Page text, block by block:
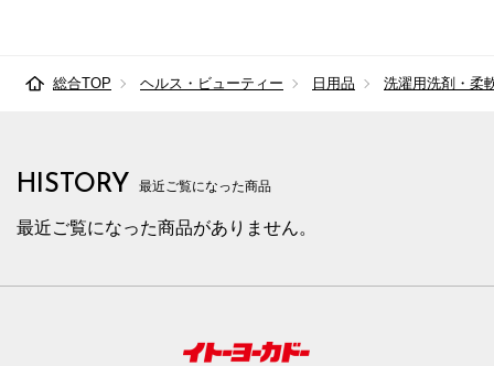
総合TOP ヘルス・ビューティー 日用品 洗濯用洗剤・柔
HISTORY 最近ご覧になった商品
最近ご覧になった商品がありません。